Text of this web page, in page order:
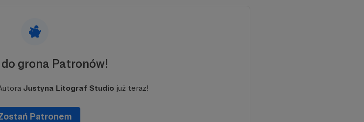
do grona Patronów!
Justyna Litograf Studio już teraz!
Patronem